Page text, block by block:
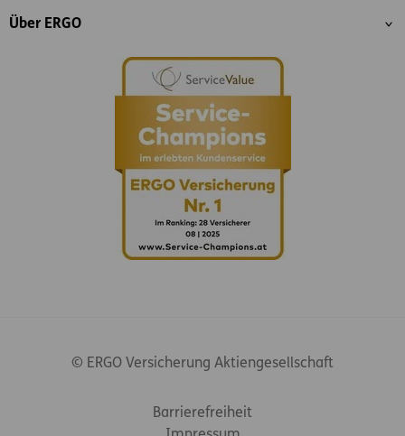
Über ERGO
© ERGO Versicherung Aktiengesellschaft
Barrierefreiheit